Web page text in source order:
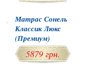
Матрас Сонель
Классик Люкс
(Премиум)
5879 грн.